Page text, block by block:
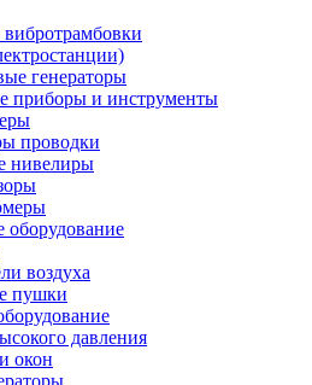
генераторы
приборы и инструменты
проводки
нивелиры
оборудование
воздуха
пушки
давления
окон